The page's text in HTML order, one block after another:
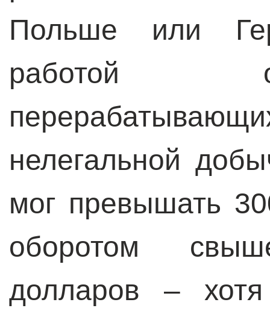
Польше или
работой
нелегальной
мог превышать
оборотом
долларов –